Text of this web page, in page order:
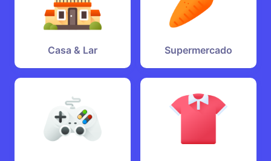
Casa & Lar Supermercado